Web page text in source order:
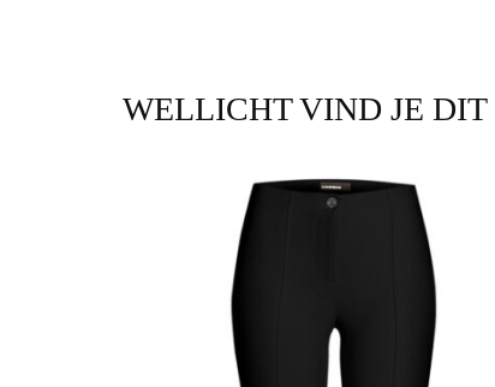
WELLICHT VIND JE